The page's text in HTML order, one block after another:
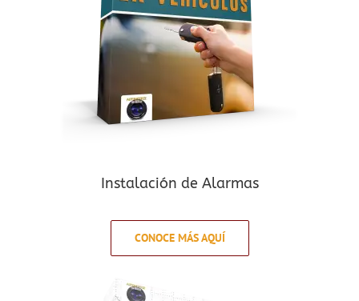
Instalación de Alarmas
CONOCE MÁS AQUÍ